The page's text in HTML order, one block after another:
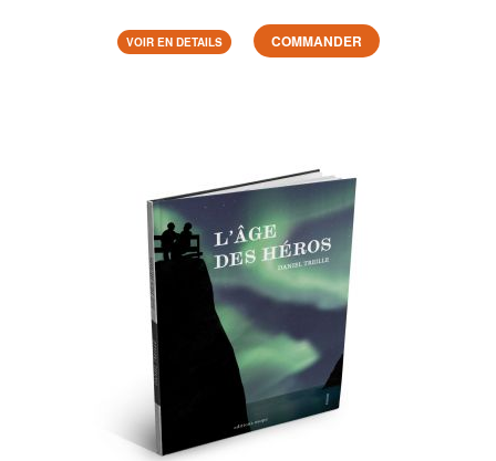
VOIR EN DETAILS COMMANDER